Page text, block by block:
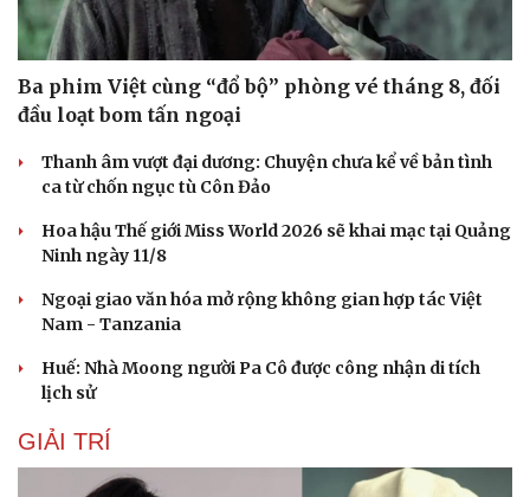
Du lịch
Săn Tour
check-in
Cửa sổ tình yêu
Ba phim Việt cùng “đổ bộ” phòng vé tháng 8, đối
đầu loạt bom tấn ngoại
Thanh âm vượt đại dương: Chuyện chưa kể về bản tình
ca từ chốn ngục tù Côn Đảo
Hoa hậu Thế giới Miss World 2026 sẽ khai mạc tại Quảng
Ninh ngày 11/8
Ngoại giao văn hóa mở rộng không gian hợp tác Việt
Nam - Tanzania
Huế: Nhà Moong người Pa Cô được công nhận di tích
lịch sử
GIẢI TRÍ